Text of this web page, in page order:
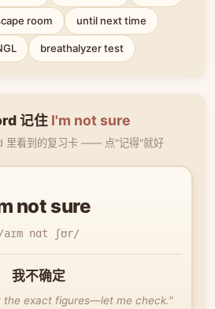
room until next time
breathalyzer test
记住 I'm not sure
里看到的复习卡 —— 点"记得"就好
not sure
/aɪm nɑt ʃʊr/
我不确定
the exact figures—let me check."